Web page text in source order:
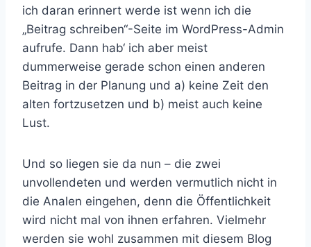
ich daran erinnert werde ist wenn ich die
„Beitrag schreiben“-Seite im WordPress-Admin
aufrufe. Dann hab‘ ich aber meist
dummerweise gerade schon einen anderen
Beitrag in der Planung und a) keine Zeit den
alten fortzusetzen und b) meist auch keine
Lust.
Und so liegen sie da nun – die zwei
unvollendeten und werden vermutlich nicht in
die Analen eingehen, denn die Öffentlichkeit
wird nicht mal von ihnen erfahren. Vielmehr
werden sie wohl zusammen mit diesem Blog